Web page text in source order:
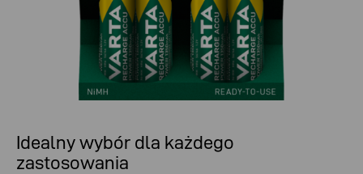
Idealny wybór dla każdego
zastosowania